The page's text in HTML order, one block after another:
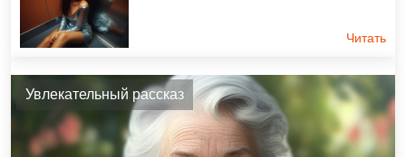
Читать
Увлекательный рассказ